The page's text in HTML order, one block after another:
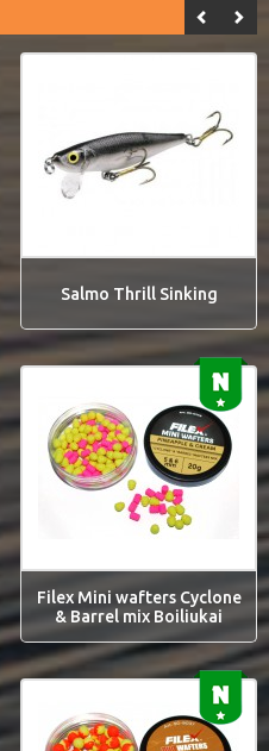
Salmo Thrill Sinking
Filex Mini wafters Cyclone
& Barrel mix Boiliukai